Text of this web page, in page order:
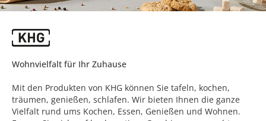
Wohnvielfalt für Ihr Zuhause
Mit den Produkten von KHG können Sie tafeln, kochen,
träumen, genießen, schlafen. Wir bieten Ihnen die ganze
Vielfalt rund ums Kochen, Essen, Genießen und Wohnen.